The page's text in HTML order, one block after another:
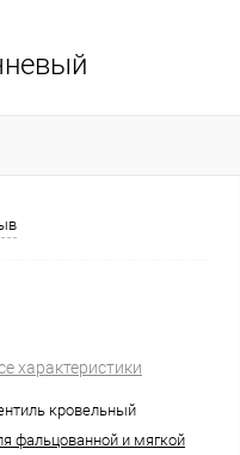
характеристики
кровельный
фальцованной и мягкой